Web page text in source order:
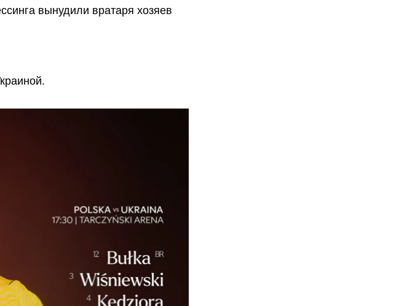
вынудили вратаря хозяев